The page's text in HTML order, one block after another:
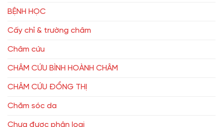
BỆNH HỌC
Cấy chỉ & trường châm
Châm cứu
CHÂM CỨU BÌNH HOÀNH CHÂM
CHÂM CỨU ĐỔNG THỊ
Chăm sóc da
Chưa được phân loại